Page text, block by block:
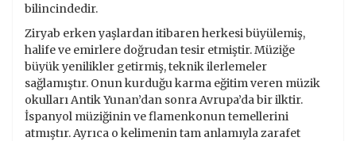
bilincindedir.
Ziryab erken yaşlardan itibaren herkesi büyülemiş,
halife ve emirlere doğrudan tesir etmiştir. Müziğe
büyük yenilikler getirmiş, teknik ilerlemeler
sağlamıştır. Onun kurduğu karma eğitim veren müzik
okulları Antik Yunan’dan sonra Avrupa’da bir ilktir.
İspanyol müziğinin ve flamenkonun temellerini
atmıştır. Ayrıca o kelimenin tam anlamıyla zarafet